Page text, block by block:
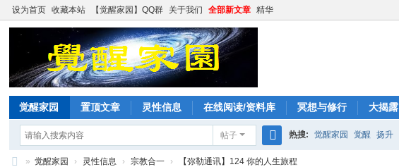
设为首页 收藏本站 【觉醒家园】QQ群 关于我们 全部新文章 精华
觉醒家园 置顶文章 灵性信息 在线阅读/资料库 冥想与修行 大揭露
帖子
搜
热搜: 觉醒家园 觉醒 扬升
» 觉醒家园 › 灵性信息 › 宗教合一 › 【弥勒通讯】124 你的人生旅程